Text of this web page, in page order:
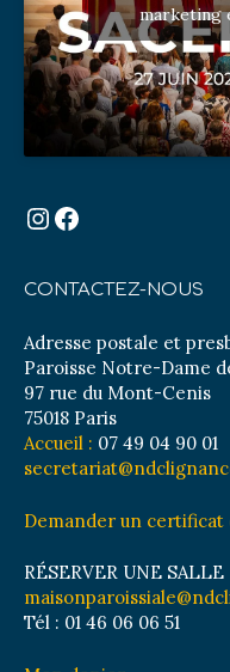
marketing
Instagram
Facebook
CONTACTEZ-NOUS
Adresse postale et
Paroisse Notre-Dame
97 rue du Mont-Cenis
75018 Paris
Accueil : 07 49 04 90 01
Demander un certificat
RÉSERVER UNE SALLE
Tél : 01 46 06 06 51